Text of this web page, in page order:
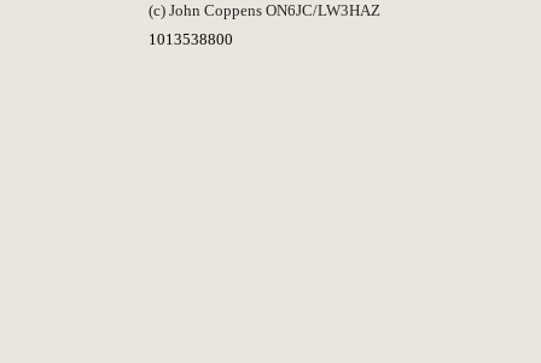
(c) John Coppens ON6JC/LW3HAZ
1013538800